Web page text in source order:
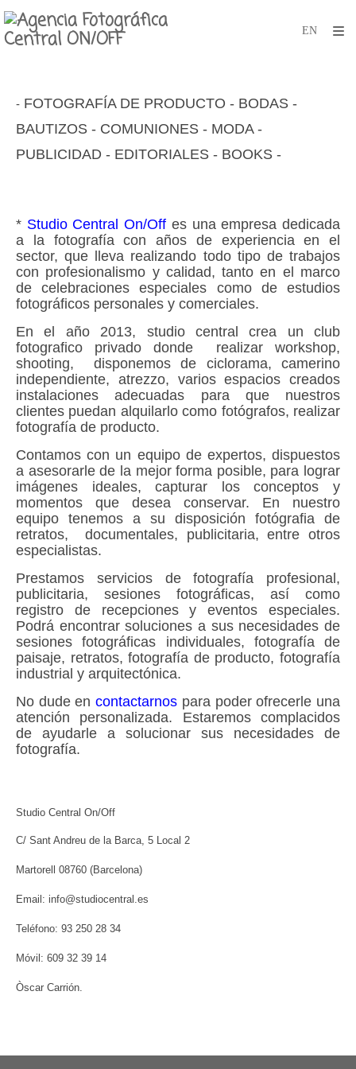
- FOTOGRAFÍA DE PRODUCTO - BODAS -
BAUTIZOS - COMUNIONES - MODA -
PUBLICIDAD - EDITORIALES - BOOKS -
* Studio Central On/Off es una empresa dedicada
a la fotografía con años de experiencia en el
sector, que lleva realizando todo tipo de trabajos
con profesionalismo y calidad, tanto en el marco
de celebraciones especiales como de estudios
fotográficos personales y comerciales.
En el año 2013, studio central crea un club
fotografico privado donde realizar workshop,
shooting, disponemos de ciclorama, camerino
independiente, atrezzo, varios espacios creados
instalaciones adecuadas para que nuestros
clientes puedan alquilarlo como fotógrafos, realizar
fotografía de producto.
Contamos con un equipo de expertos, dispuestos
a asesorarle de la mejor forma posible, para lograr
imágenes ideales, capturar los conceptos y
momentos que desea conservar. En nuestro
equipo tenemos a su disposición fotógrafia de
retratos, documentales, publicitaria, entre otros
especialistas.
Prestamos servicios de fotografía profesional,
publicitaria, sesiones fotográficas, así como
registro de recepciones y eventos especiales.
Podrá encontrar soluciones a sus necesidades de
sesiones fotográficas individuales, fotografía de
paisaje, retratos, fotografía de producto, fotografía
industrial y arquitectónica.
No dude encontactarnos para poder ofrecerle una
atención personalizada. Estaremos complacidos
de ayudarle a solucionar sus necesidades de
fotografía.
Studio Central On/Off
C/ Sant Andreu de la Barca, 5 Local 2
Martorell 08760 (Barcelona)
Email: info@studiocentral.es
Teléfono: 93 250 28 34
Móvil: 609 32 39 14
Òscar Carrión.